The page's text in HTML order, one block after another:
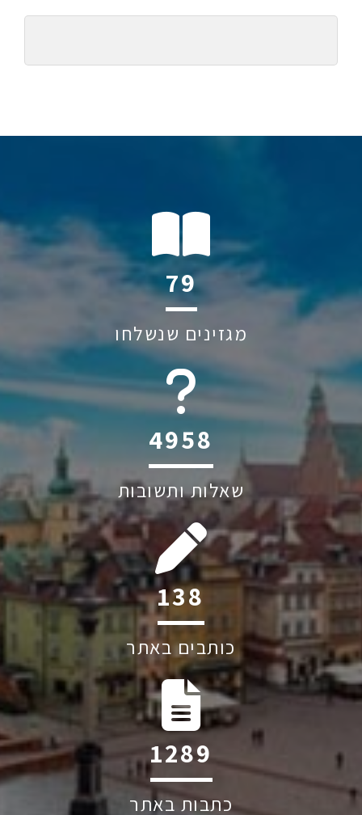
108
מגזינים שנשלחו
6045
שאלות ותשובות
188
כותבים באתר
1754
כתבות באתר